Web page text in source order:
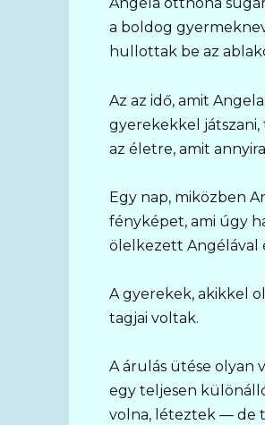
Angela otthona
a boldog
hullottak be az
Az az idő, amit
gyerekekkel
az életre, amit
Egy nap, miközben
fényképet, ami úgy
ölelkezett Angélával
A gyerekek, akikkel
tagjai voltak.
A árulás ütése olyan
egy teljesen
volna, léteztek — de